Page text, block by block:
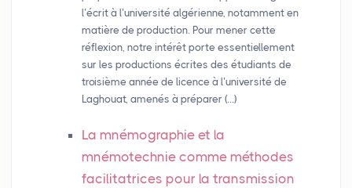
l’écrit à l’université algérienne, notamment en
matière de production. Pour mener cette
réflexion, notre intérêt porte essentiellement
sur les productions écrites des étudiants de
troisième année de licence à l’université de
Laghouat, amenés à préparer (…)
La mnémographie et la
mnémotechnie comme méthodes
facilitatrices pour la transmission